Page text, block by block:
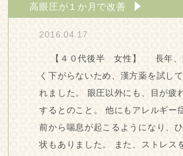
高眼圧が１か月で改善
2016.04.17
【４０代後半 女性】 長年、
く下がらないため、漢方薬を試し
れました。 眼圧以外にも、目が疲
するとのこと。 他にもアレルギー
前から喘息が起こるようになり、
状もありました。 また、ストレス